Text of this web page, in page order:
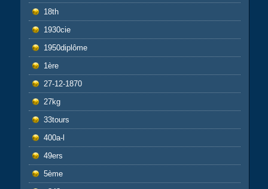
18th
1930cie
1950diplôme
1ère
27-12-1870
27kg
33tours
400a-l
49ers
5ème